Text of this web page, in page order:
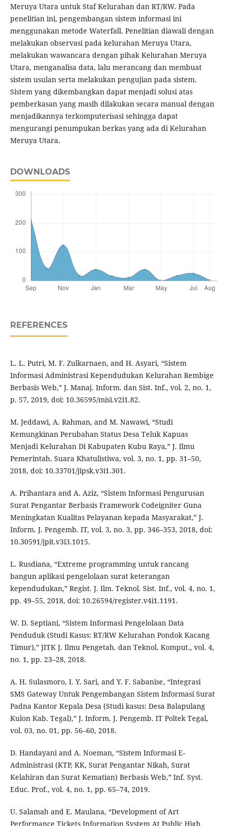
Meruya Utara untuk Staf Kelurahan dan RT/RW. Pada
penelitian ini, pengembangan sistem informasi ini
menggunakan metode Waterfall. Penelitian diawali dengan
melakukan observasi pada kelurahan Meruya Utara,
melakukan wawancara dengan pihak Kelurahan Meruya
Utara, menganalisa data, lalu merancang dan membuat
sistem usulan serta melakukan pengujian pada sistem.
Sistem yang dikembangkan dapat menjadi solusi atas
pemberkasan yang masih dilakukan secara manual dengan
menjadikannya terkomputerisasi sehingga dapat
mengurangi penumpukan berkas yang ada di Kelurahan
Meruya Utara.
DOWNLOADS
REFERENCES
L. L. Putri, M. F. Zulkarnaen, and H. Asyari, “Sistem
Informasi Administrasi Kependudukan Kelurahan Rembige
Berbasis Web,” J. Manaj. Inform. dan Sist. Inf., vol. 2, no. 1,
p. 57, 2019, doi: 10.36595/misi.v2i1.82.
M. Jeddawi, A. Rahman, and M. Nawawi, “Studi
Kemungkinan Perubahan Status Desa Teluk Kapuas
Menjadi Kelurahan Di Kabupaten Kubu Raya,” J. Ilmu
Pemerintah. Suara Khatulistiwa, vol. 3, no. 1, pp. 31–50,
2018, doi: 10.33701/jipsk.v3i1.301.
A. Prihantara and A. Aziz, “Sistem Informasi Pengurusan
Surat Pengantar Berbasis Framework Codeigniter Guna
Meningkatan Kualitas Pelayanan kepada Masyarakat,” J.
Inform. J. Pengemb. IT, vol. 3, no. 3, pp. 346–353, 2018, doi:
10.30591/jpit.v3i3.1015.
L. Rusdiana, “Extreme programming untuk rancang
bangun aplikasi pengelolaan surat keterangan
kependudukan,” Regist. J. Ilm. Teknol. Sist. Inf., vol. 4, no. 1,
pp. 49–55, 2018, doi: 10.26594/register.v4i1.1191.
W. D. Septiani, “Sistem Informasi Pengelolaan Data
Penduduk (Studi Kasus: RT/RW Kelurahan Pondok Kacang
Timur),” JITK J. Ilmu Pengetah. dan Teknol. Komput., vol. 4,
no. 1, pp. 23–28, 2018.
A. H. Sulasmoro, I. Y. Sari, and Y. F. Sabanise, “Integrasi
SMS Gateway Untuk Pengembangan Sistem Informasi Surat
Padna Kantor Kepala Desa (Studi kasus: Desa Balapulang
Kulon Kab. Tegal),” J. Inform. J. Pengemb. IT Poltek Tegal,
vol. 03, no. 01, pp. 56–60, 2018.
D. Handayani and A. Noeman, “Sistem Informasi E-
Administrasi (KTP, KK, Surat Pengantar Nikah, Surat
Kelahiran dan Surat Kematian) Berbasis Web,” Inf. Syst.
Educ. Prof., vol. 4, no. 1, pp. 65–74, 2019.
U. Salamah and E. Maulana, “Development of Art
Performance Tickets Information System At Public High